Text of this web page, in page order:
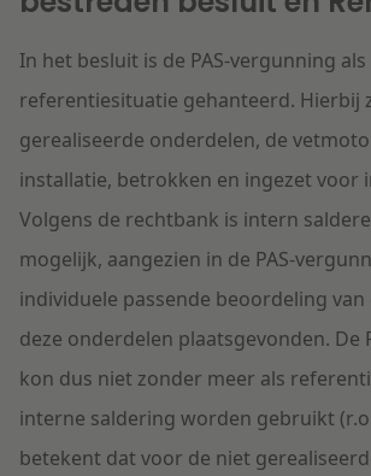
In het besluit is de PAS-vergunning als
referentiesituatie gehanteerd. Hierbij
gerealiseerde onderdelen, de
installatie, betrokken en ingezet voor
Volgens de rechtbank is intern
mogelijk, aangezien in de PAS-
individuele passende beoordeling van
deze onderdelen plaatsgevonden. De
kon dus niet zonder meer als
interne saldering worden gebruikt
betekent dat voor de niet